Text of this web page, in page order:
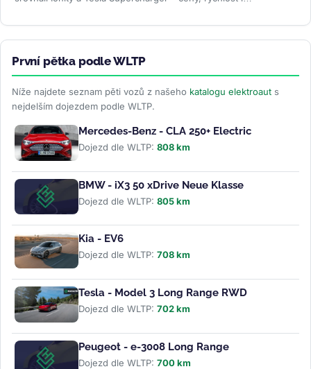
První pětka podle WLTP
Níže najdete seznam pěti vozů z našeho katalogu elektroaut s
nejdelším dojezdem podle WLTP.
Mercedes-Benz - CLA 250+ Electric
Dojezd dle WLTP: 808 km
BMW - iX3 50 xDrive Neue Klasse
Dojezd dle WLTP: 805 km
Kia - EV6
Dojezd dle WLTP: 708 km
Tesla - Model 3 Long Range RWD
Dojezd dle WLTP: 702 km
Peugeot - e-3008 Long Range
Dojezd dle WLTP: 700 km